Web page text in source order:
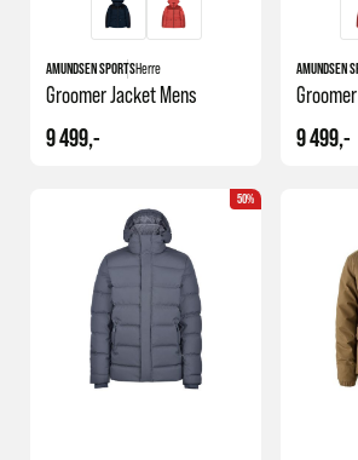
AMUNDSEN SPORTSHerre
Groomer Jacket Mens
9 499,-
AMUNDSEN
9 499,-
50%